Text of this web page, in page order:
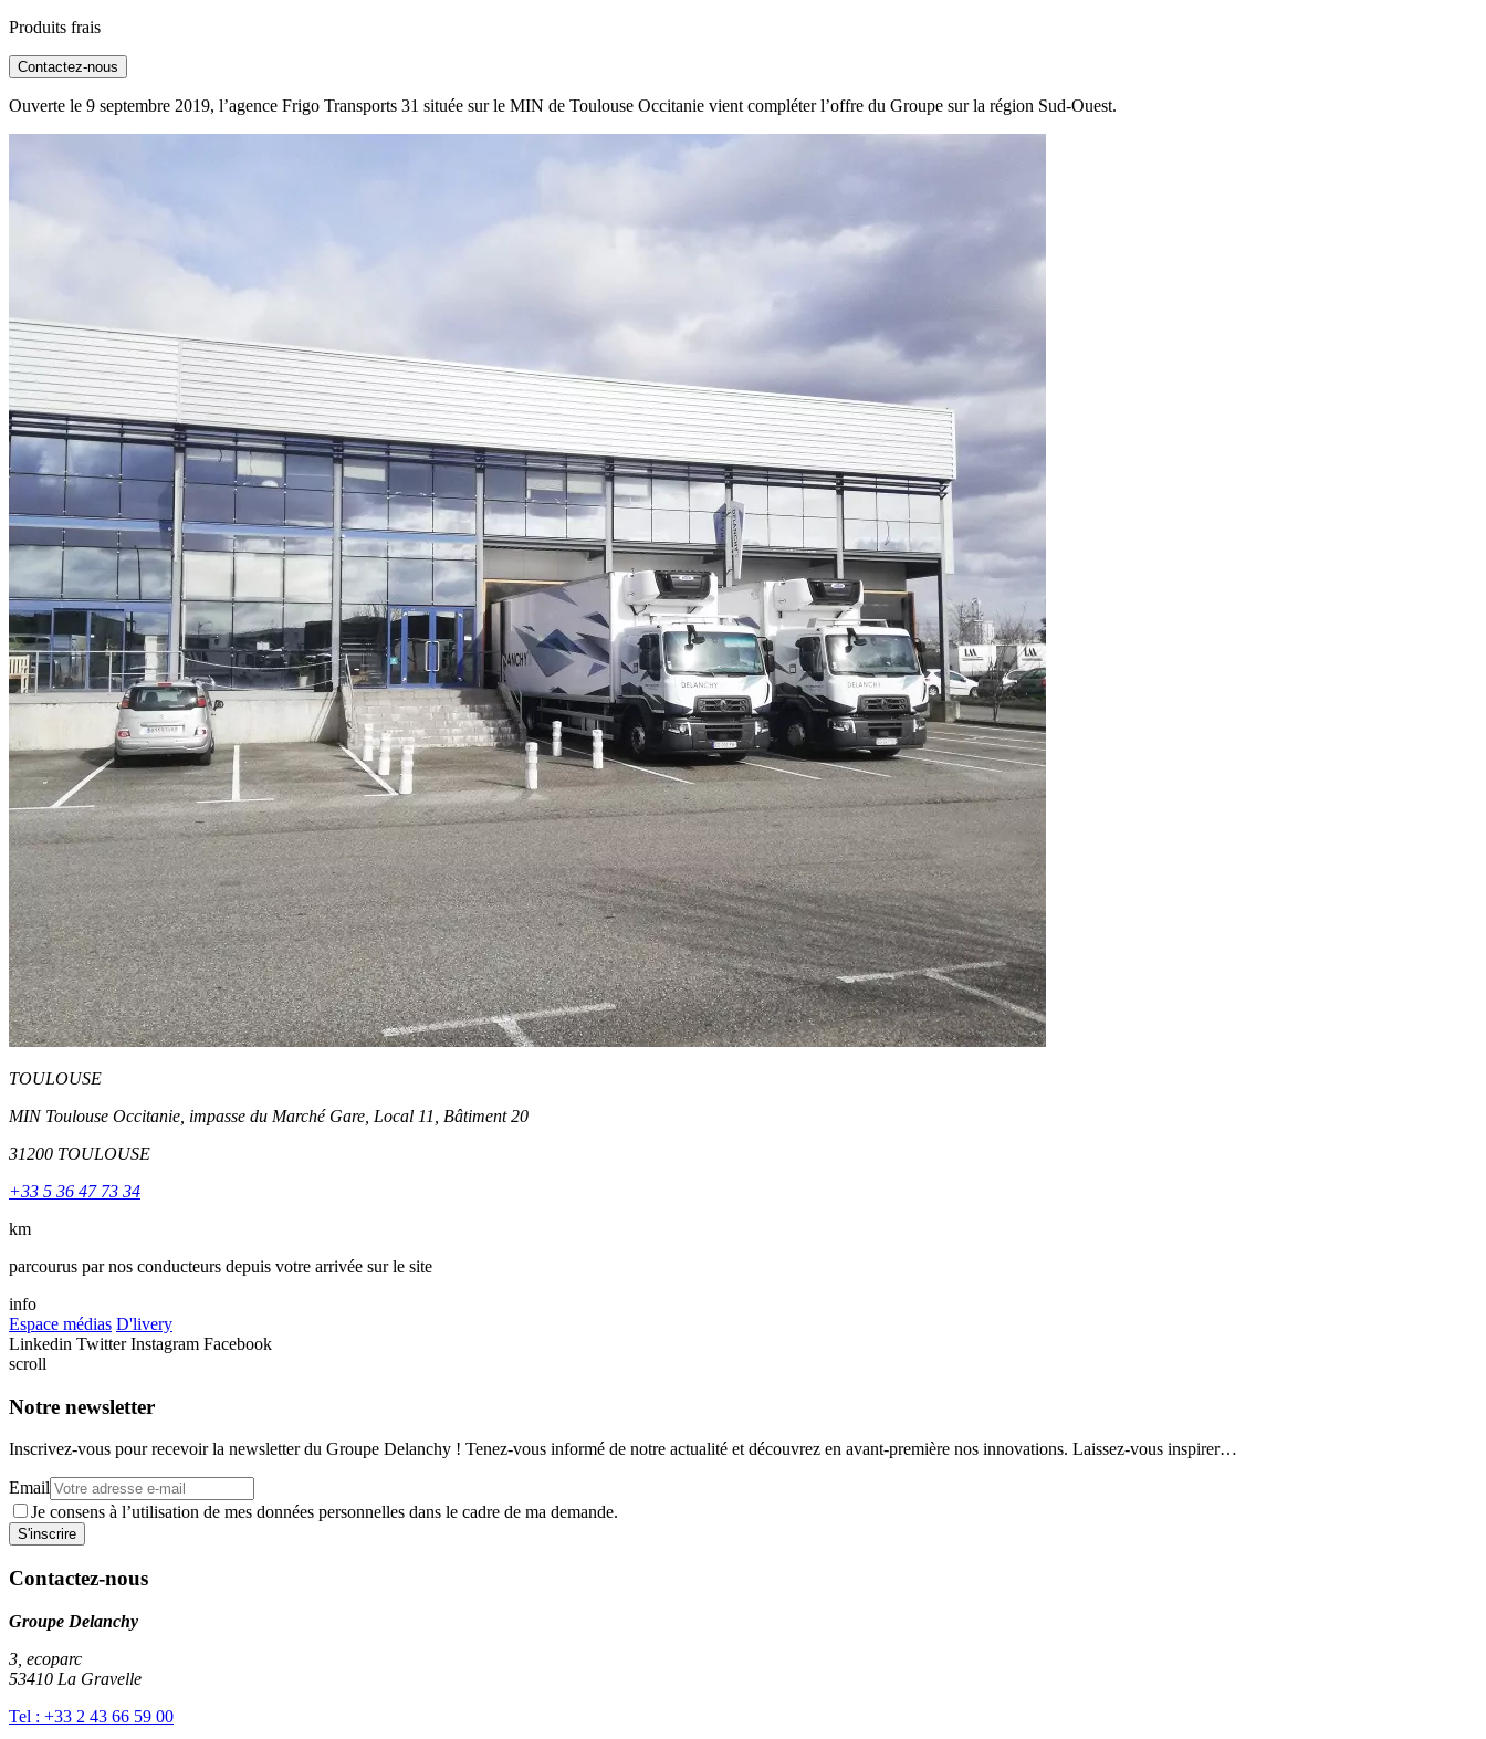
Produits frais
Contactez-nous
Ouverte le 9 septembre 2019, l’agence Frigo Transports 31 située sur le MIN de Toulouse Occitanie vient compléter l’offre du Groupe sur la région Sud-Ouest.
TOULOUSE
MIN Toulouse Occitanie, impasse du Marché Gare, Local 11, Bâtiment 20
31200 TOULOUSE
+33 5 36 47 73 34
km
parcourus par nos conducteurs depuis votre arrivée sur le site
info
Espace médias D'livery
Linkedin Twitter Instagram Facebook
scroll
Notre newsletter
Inscrivez-vous pour recevoir la newsletter du Groupe Delanchy ! Tenez-vous informé de notre actualité et découvrez en avant-première nos innovations. Laissez-vous inspirer…
Email
Je consens à l’utilisation de mes données personnelles dans le cadre de ma demande.
Contactez-nous
Groupe Delanchy
3, ecoparc
53410 La Gravelle
Tel : +33 2 43 66 59 00